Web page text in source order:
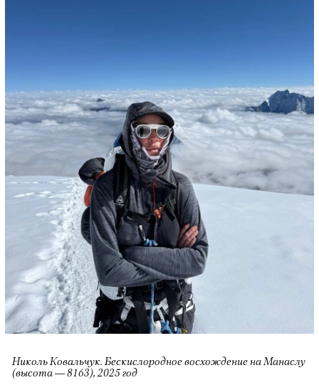
Николь Ковальчук. Бескислородное восхождение на Манаслу
(высота — 8163), 2025 год